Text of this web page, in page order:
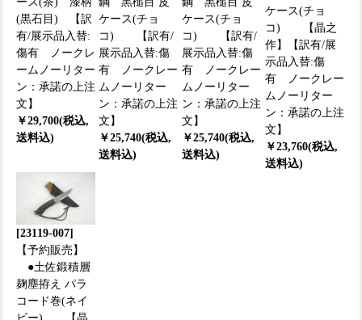
(黒石目) 【訳
有/展示品入替:
傷有 ノークレ
ームノーリター
ン：承諾の上注
文】
￥29,700(税込,
送料込)
ケース(チョ
コ) 【訳有/
展示品入替:傷
有 ノークレー
ムノーリター
ン：承諾の上注
文】
￥25,740(税込,
送料込)
ケース(チョ
コ) 【訳有/
展示品入替:傷
有 ノークレー
ムノーリター
ン：承諾の上注
文】
￥25,740(税込,
送料込)
ケース(チョ
コ) 【晶之
作】【訳有/展
示品入替:傷
有 ノークレー
ムノーリター
ン：承諾の上注
文】
￥23,760(税込,
送料込)
[23119-007]
【予約販売】
●土佐鍛積層
麹塵拵え パラ
コード巻(ネイ